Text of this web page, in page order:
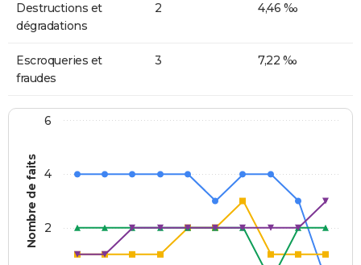
Destructions et
dégradations
2 4,46 ‰
Escroqueries et
fraudes
3 7,22 ‰
Nombre de faits 2
4
6